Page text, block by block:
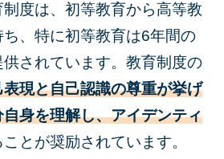
度は、初等教育から高等教
、特に初等教育は6年間の
されています。教育制度の
表現と自己認識の尊重が挙げ
身を理解し、アイデンティ
とが奨励されています。